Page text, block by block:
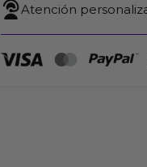
Atención